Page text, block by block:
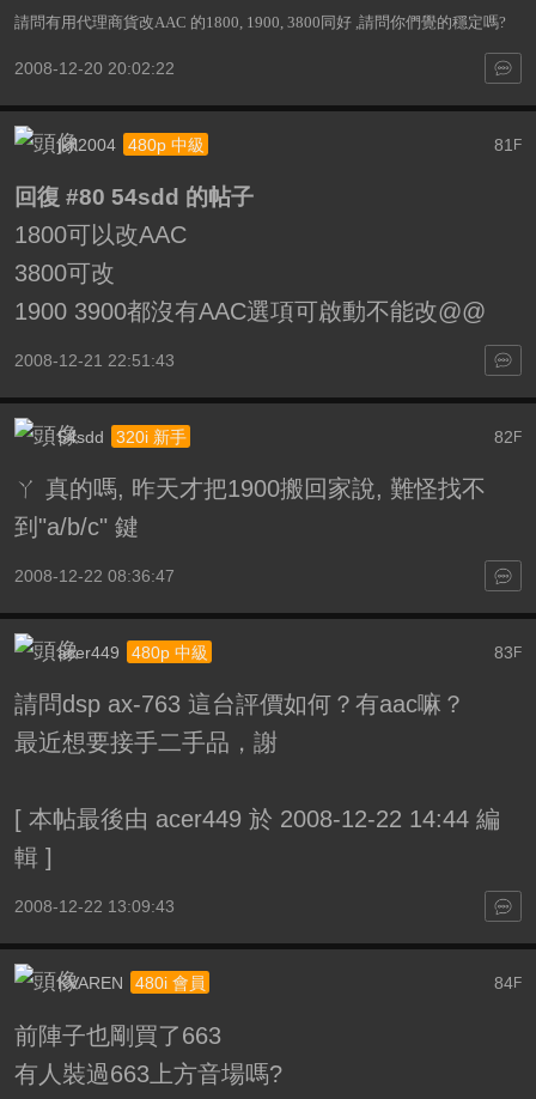
請問有用代理商貨改AAC 的1800, 1900, 3800同好 ,請問你們覺的穩定嗎?
2008-12-20 20:02:22
81 F
jkfl2004 480p 中級
回復 #80 54sdd 的帖子
1800可以改AAC
3800可改
1900 3900都沒有AAC選項可啟動不能改@@
2008-12-21 22:51:43
82F
54sdd 320i 新手
ㄚ 真的嗎, 昨天才把1900搬回家說, 難怪找不
到"a/b/c" 鍵
2008-12-22 08:36:47
83F
acer449 480p 中級
請問dsp ax-763 這台評價如何？有aac嘛？
最近想要接手二手品，謝
[本帖最後由 acer449 於 2008-12-22 14:44 編
輯 ]
2008-12-22 13:09:43
84F
KVAREN 480i 會員
前陣子也剛買了663
有人裝過663上方音場嗎?